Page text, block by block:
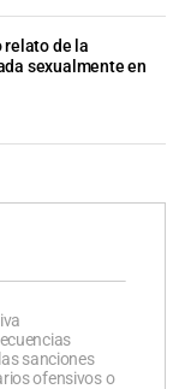
relato de la
sexualmente en
sanciones
ofensivos o